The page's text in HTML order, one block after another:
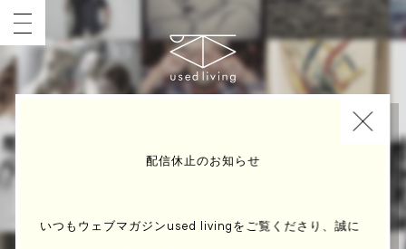
配信休止のお知らせ
いつもウェブマガジンused livingをご覧くださり、誠に